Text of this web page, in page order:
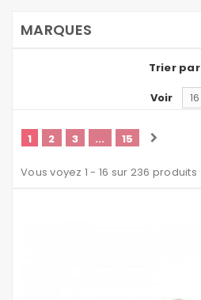
MARQUES
Trier par
Voir 16
1 2 3 ... 15
Vous voyez 1 - 16 sur 236 produits